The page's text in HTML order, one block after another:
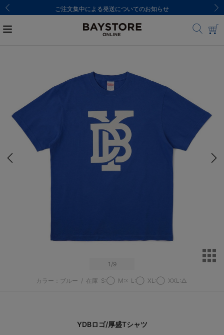
ご注文集中による発送についてのお知らせ
1 /9
カラー：ブルー / 在庫 S:◯ M:☓ L:◯ XL:◯ XXL:△
YDBロゴ/厚盛Tシャツ